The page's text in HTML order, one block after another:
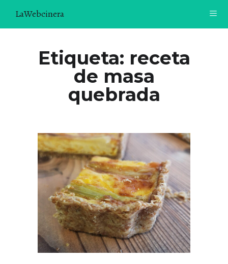
LaWebcinera
¿TE GUSTARÍA UNIRTE A NUESTRA AVENTURA GASTRON
ÓMICA?
ÚNETE A LA NEWSLETTER
RECOMENDACIONES
Etiqueta: receta
de masa
quebrada